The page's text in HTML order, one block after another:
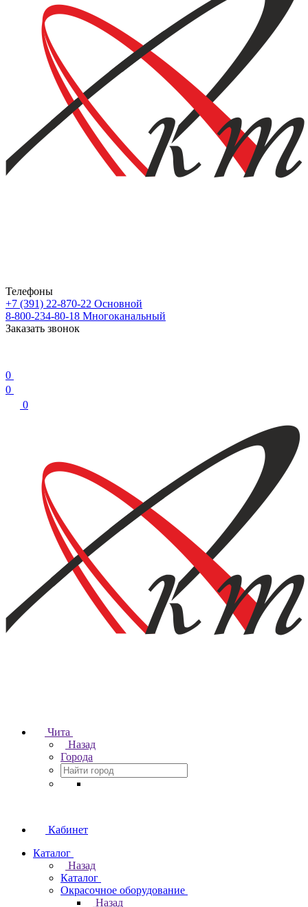
Телефоны
+7 (391) 22-870-22 Основной
8-800-234-80-18 Многоканальный
Заказать звонок
0
0
0
Чита
Назад
Города
Кабинет
Каталог
Назад
Каталог
Окрасочное оборудование
Назад